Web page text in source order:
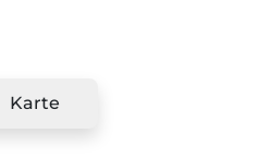
Karte